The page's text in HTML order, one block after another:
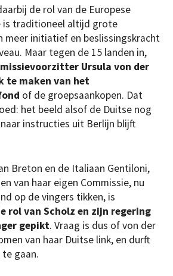
de rol van de Europese
is traditioneel altijd grote
meer initiatief en beslissingskracht
Maar tegen de 15 landen in,
Ursula von der
te maken van het
of de groepsaankopen. Dat
het beeld alsof de Duitse nog
instructies uit Berlijn blijft
Breton en de Italiaan Gentiloni,
van haar eigen Commissie, nu
op de vingers tikken, is
rol van Scholz en zijn regering
gepikt. Vraag is dus of von der
van haar Duitse link, en durft
gaan.